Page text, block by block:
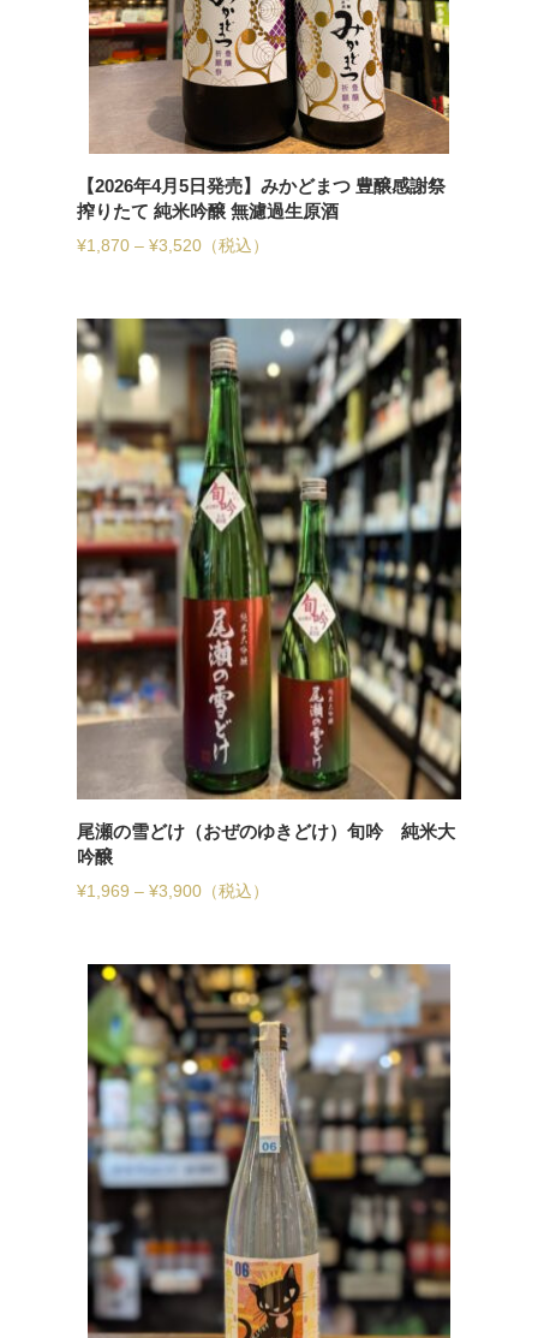
【2026年4月5日発売】みかどまつ 豊醸感謝祭
搾りたて 純米吟醸 無濾過生原酒
¥1,870 – ¥3,520 （税込）
尾瀬の雪どけ（おぜのゆきどけ）旬吟 純米大
吟醸
¥1,969 – ¥3,900 （税込）